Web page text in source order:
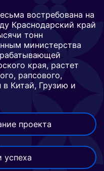
востребована на
Краснодарский край
тонн
министерства
края, растет
рапсового,
в Китай, Грузию и
проекта
успеха